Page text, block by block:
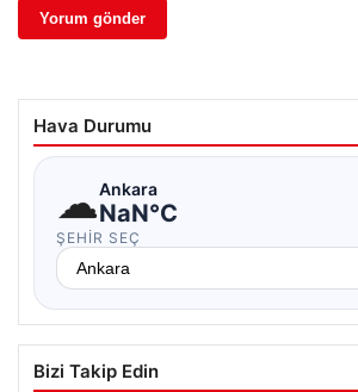
Hava Durumu
☁Ankara
NaN°C
ŞEHIR SEÇ
Bizi Takip Edin